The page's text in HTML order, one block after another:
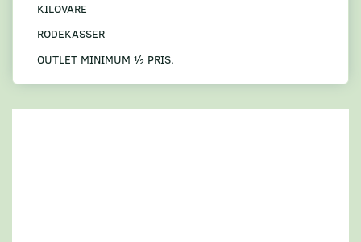
KILOVARE
RODEKASSER
OUTLET MINIMUM ½ PRIS.